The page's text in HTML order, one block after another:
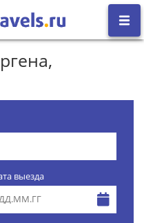
выезда